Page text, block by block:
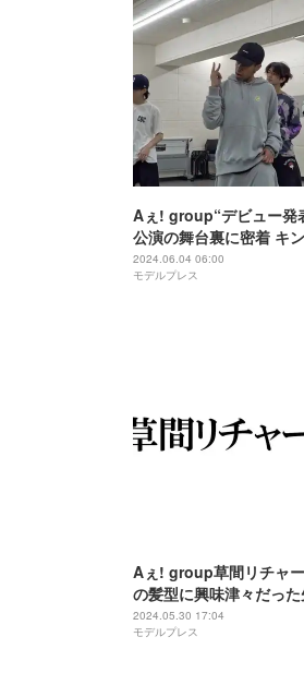
Aぇ! group“デビュー発
公演の舞台裏に密着 キ
なにわ男子も見守る
2024.06.04 06:00
モデルプレス
Aぇ! group草間リチャ
の髪型に興味津々だっ
2024.05.30 17:04
モデルプレス